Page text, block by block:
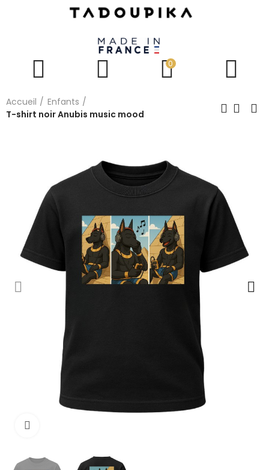
0
Accueil
Enfants
T-shirt noir Anubis music mood